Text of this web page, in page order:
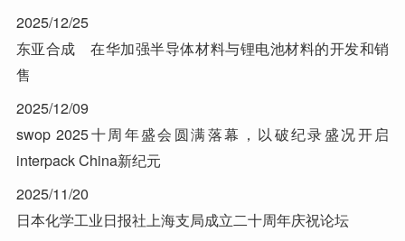
2025/12/25
东亚合成 在华加强半导体材料与锂电池材料的开发和销
售
2025/12/09
swop 2025十周年盛会圆满落幕，以破纪录盛况开启
interpack China新纪元
2025/11/20
日本化学工业日报社上海支局成立二十周年庆祝论坛